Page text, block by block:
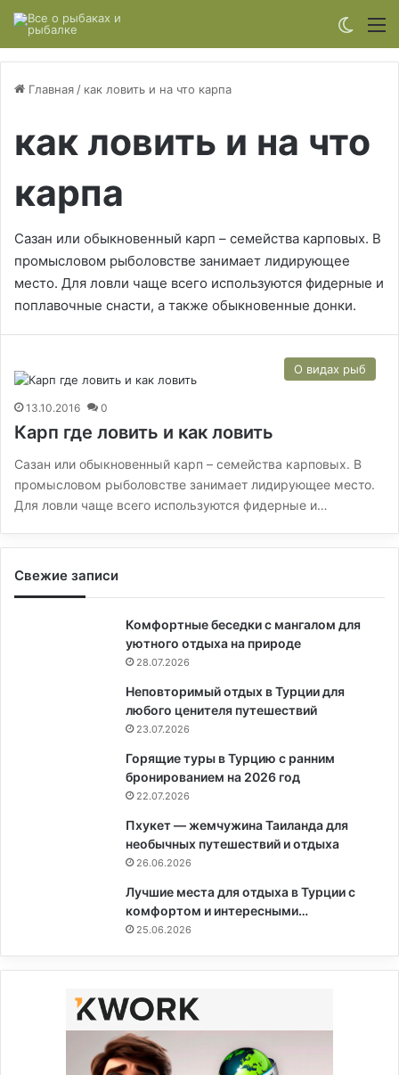
Главная / как ловить и на что карпа
как ловить и на что
карпа
Сазан или обыкновенный карп – семейства карповых. В
промысловом рыболовстве занимает лидирующее
место. Для ловли чаще всего используются фидерные и
поплавочные снасти, а также обыкновенные донки.
О видах рыб
13.10.2016 0
Карп где ловить и как ловить
Сазан или обыкновенный карп – семейства карповых. В
промысловом рыболовстве занимает лидирующее место.
Для ловли чаще всего используются фидерные и…
Свежие записи
Комфортные беседки с мангалом для
уютного отдыха на природе
28.07.2026
Неповторимый отдых в Турции для
любого ценителя путешествий
23.07.2026
Горящие туры в Турцию с ранним
бронированием на 2026 год
22.07.2026
Пхукет — жемчужина Таиланда для
необычных путешествий и отдыха
26.06.2026
Лучшие места для отдыха в Турции с
комфортом и интересными…
25.06.2026